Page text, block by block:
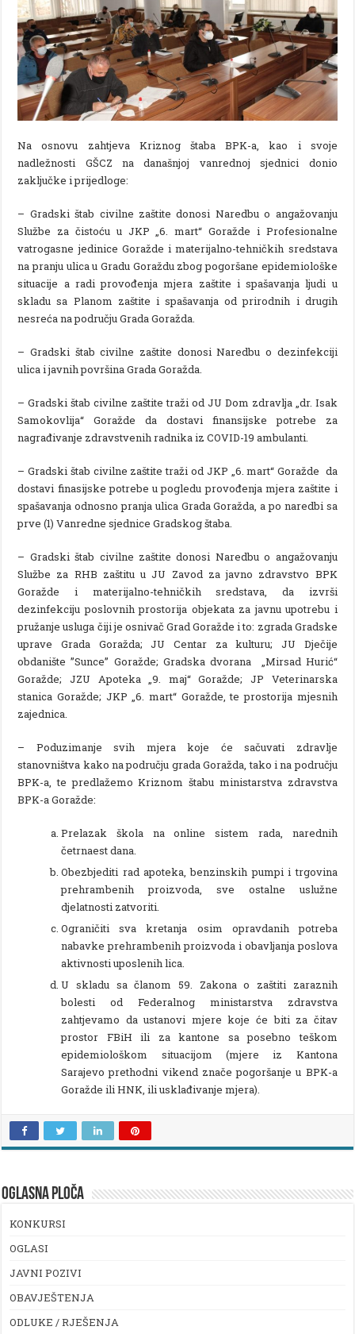
Na osnovu zahtjeva Kriznog štaba BPK-a, kao i svoje
nadležnosti GŠCZ na današnjoj vanrednoj sjednici donio
zaključke i prijedloge:
– Gradski štab civilne zaštite donosi Naredbu o angažovanju
Službe za čistoću u JKP „6. mart“ Goražde i Profesionalne
vatrogasne jedinice Goražde i materijalno-tehničkih sredstava
na pranju ulica u Gradu Goraždu zbog pogoršane epidemiološke
situacije a radi provođenja mjera zaštite i spašavanja ljudi u
skladu sa Planom zaštite i spašavanja od prirodnih i drugih
nesreća na području Grada Goražda.
– Gradski štab civilne zaštite donosi Naredbu o dezinfekciji
ulica i javnih površina Grada Goražda.
– Gradski štab civilne zaštite traži od JU Dom zdravlja „dr. Isak
Samokovlija“ Goražde da dostavi finansijske potrebe za
nagrađivanje zdravstvenih radnika iz COVID-19 ambulanti.
– Gradski štab civilne zaštite traži od JKP „6. mart“ Goražde da
dostavi finasijske potrebe u pogledu provođenja mjera zaštite i
spašavanja odnosno pranja ulica Grada Goražda, a po naredbi sa
prve (1) Vanredne sjednice Gradskog štaba.
– Gradski štab civilne zaštite donosi Naredbu o angažovanju
Službe za RHB zaštitu u JU Zavod za javno zdravstvo BPK
Goražde i materijalno-tehničkih sredstava, da izvrši
dezinfekciju poslovnih prostorija objekata za javnu upotrebu i
pružanje usluga čiji je osnivač Grad Goražde i to: zgrada Gradske
uprave Grada Goražda; JU Centar za kulturu; JU Dječije
obdanište ”Sunce” Goražde; Gradska dvorana „Mirsad Hurić“
Goražde; JZU Apoteka „9. maj“ Goražde; JP Veterinarska
stanica Goražde; JKP „6. mart“ Goražde, te prostorija mjesnih
zajednica.
– Poduzimanje svih mjera koje će sačuvati zdravlje
stanovništva kako na području grada Goražda, tako i na području
BPK-a, te predlažemo Kriznom štabu ministarstva zdravstva
BPK-a Goražde:
Prelazak škola na online sistem rada, narednih
četrnaest dana.
Obezbjediti rad apoteka, benzinskih pumpi i trgovina
prehrambenih proizvoda, sve ostalne uslužne
djelatnosti zatvoriti.
Ograničiti sva kretanja osim opravdanih potreba
nabavke prehrambenih proizvoda i obavljanja poslova
aktivnosti uposlenih lica.
U skladu sa članom 59. Zakona o zaštiti zaraznih
bolesti od Federalnog ministarstva zdravstva
zahtjevamo da ustanovi mjere koje će biti za čitav
prostor FBiH ili za kantone sa posebno teškom
epidemiološkom situacijom (mjere iz Kantona
Sarajevo prethodni vikend znače pogoršanje u BPK-a
Goražde ili HNK, ili usklađivanje mjera).
OGLASNA PLOČA
KONKURSI
OGLASI
JAVNI POZIVI
OBAVJEŠTENJA
ODLUKE / RJEŠENJA